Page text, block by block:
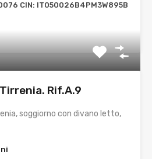
CIN: IT050026B4PM3W895B
Rif.A.9
soggiorno con divano letto,